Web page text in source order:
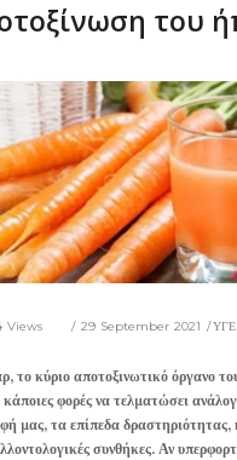
του
29 September 2021
Views
το κύριο αποτοξινωτικό όργανο
κάποιες φορές να τελματώσει
μας, τα επίπεδα δραστηριότητας,
συνθήκες. Αν